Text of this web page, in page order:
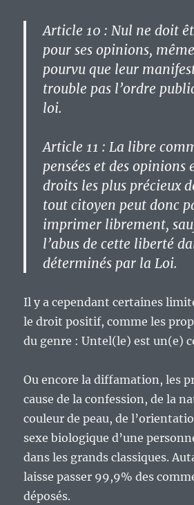
Article 10 : Nul ne doit
pour ses opinions,
pourvu que leur
trouble pas l’ordre
loi.
Article 11 : La libre
pensées et des opinions
droits les plus précieux
tout citoyen peut donc
imprimer librement,
l’abus de cette liberté
déterminés par la Loi.
Il y a cependant certaines
le droit positif, comme les
du genre : Untel(le) est un(e)
Ou encore la diffamation, les
cause de la confession, de la
couleur de peau, de
sexe biologique d’une
dans les grands classiques.
laisse passer 99,9% des
déposés.